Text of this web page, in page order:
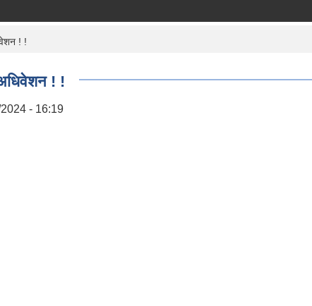
! !
अधिवेशन ! !
- 16:19